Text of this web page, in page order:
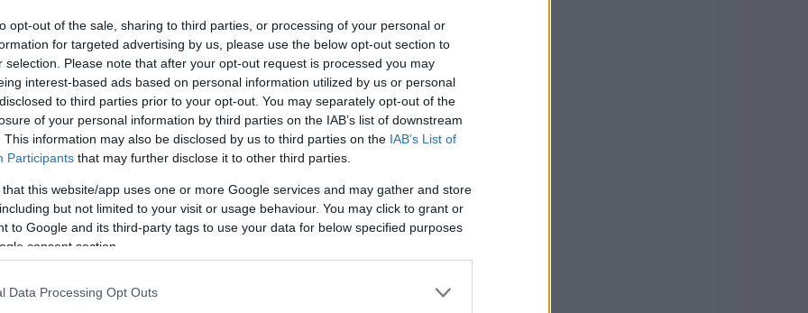
opt-out of the sale, sharing to third parties, or processing of your personal or
for targeted advertising by us, please use the below opt-out section to
selection. Please note that after your opt-out request is processed you may
interest-based ads based on personal information utilized by us or personal
to third parties prior to your opt-out. You may separately opt-out of the
of your personal information by third parties on the IAB’s list of downstream
This information may also be disclosed by us to third parties on the IAB’s List of
Participants that may further disclose it to other third parties.
that this website/app uses one or more Google services and may gather and store
but not limited to your visit or usage behaviour. You may click to grant or
to Google and its third-party tags to use your data for below specified purposes
consent section.
Data Processing Opt Outs
sulla sicurezza nelle nostre case e sulla